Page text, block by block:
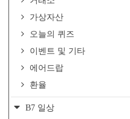
가상자산
오늘의 퀴즈
이벤트 및 기타
에어드랍
환율
B7 일상